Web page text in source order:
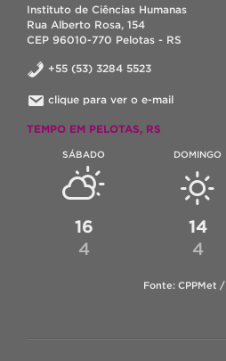
Instituto de Ciências Humanas
Rua Alberto Rosa, 154
CEP 96010-770 Pelotas - RS
+55 (53) 3284 5523
clique para ver o e-mail
TEMPO EM PELOTAS, RS
SÁBADO
16
4
DOMINGO
14
4
Fonte: CPPMet /